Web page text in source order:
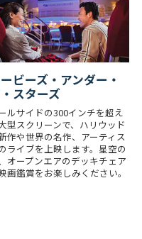
ビーズ・アンダー・
スターズ
ルサイドの300インチを超え
型スクリーンで、ハリウッド
作や世界の名作、アーティス
ライブを上映します。星空の
オープンエアのデッキチェア
画鑑賞をお楽しみください。